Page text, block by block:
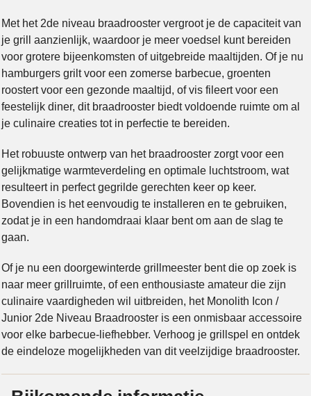
Met het 2de niveau braadrooster vergroot je de capaciteit van
je grill aanzienlijk, waardoor je meer voedsel kunt bereiden
voor grotere bijeenkomsten of uitgebreide maaltijden. Of je nu
hamburgers grilt voor een zomerse barbecue, groenten
roostert voor een gezonde maaltijd, of vis fileert voor een
feestelijk diner, dit braadrooster biedt voldoende ruimte om al
je culinaire creaties tot in perfectie te bereiden.
Het robuuste ontwerp van het braadrooster zorgt voor een
gelijkmatige warmteverdeling en optimale luchtstroom, wat
resulteert in perfect gegrilde gerechten keer op keer.
Bovendien is het eenvoudig te installeren en te gebruiken,
zodat je in een handomdraai klaar bent om aan de slag te
gaan.
Of je nu een doorgewinterde grillmeester bent die op zoek is
naar meer grillruimte, of een enthousiaste amateur die zijn
culinaire vaardigheden wil uitbreiden, het Monolith Icon /
Junior 2de Niveau Braadrooster is een onmisbaar accessoire
voor elke barbecue-liefhebber. Verhoog je grillspel en ontdek
de eindeloze mogelijkheden van dit veelzijdige braadrooster.